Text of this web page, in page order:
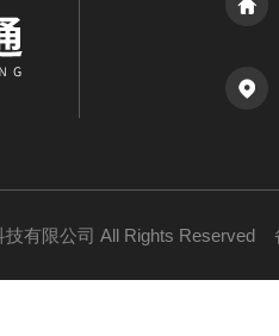
技有限公司 All Rights Reserved